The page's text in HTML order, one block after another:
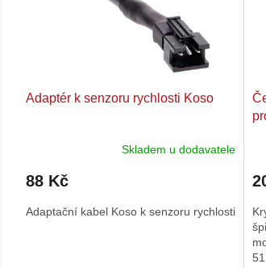
Adaptér k senzoru rychlosti Koso
Skladem u dodavatele
88 Kč
Adaptační kabel Koso k senzoru rychlosti